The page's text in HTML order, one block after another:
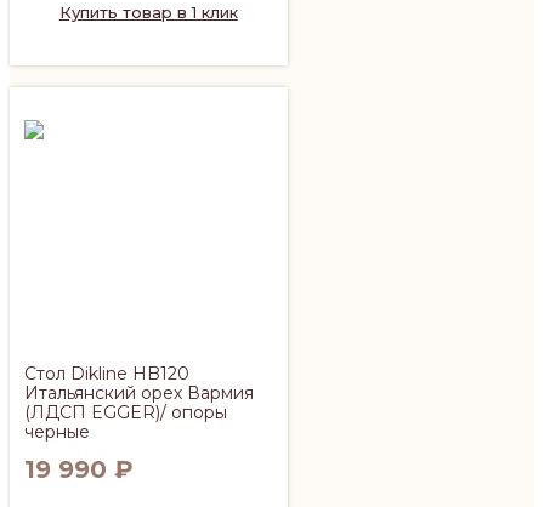
Купить товар в 1 клик
Cтол Dikline HB120
Итальянский орех Вармия
(ЛДСП EGGER)/ опоры
черные
19 990 ₽